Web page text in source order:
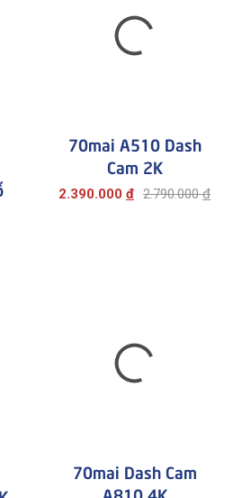
70mai A510 Dash
Cam 2K